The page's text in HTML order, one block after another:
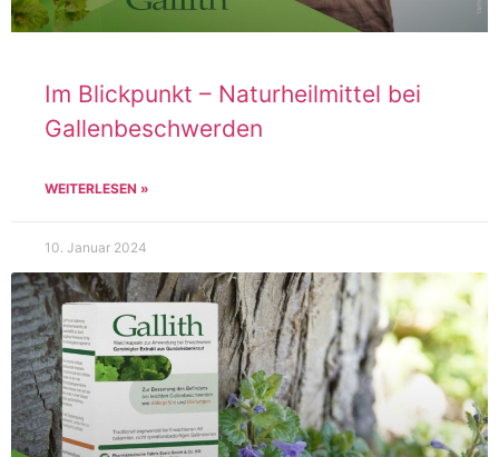
Im Blickpunkt – Naturheilmittel bei
Gallenbeschwerden
WEITERLESEN »
10. Januar 2024